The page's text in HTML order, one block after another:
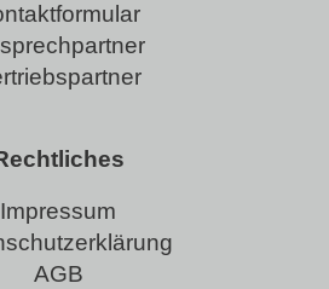
Impressum
AGB